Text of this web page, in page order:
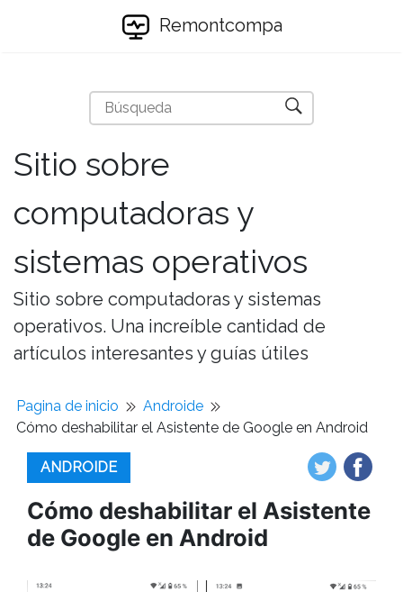
Remontcompa
Sitio sobre
computadoras y
sistemas operativos
Sitio sobre computadoras y sistemas
operativos. Una increíble cantidad de
artículos interesantes y guías útiles
Pagina de inicio
Androide
Cómo deshabilitar el Asistente de Google en Android
ANDROIDE
Cómo deshabilitar el Asistente
de Google en Android